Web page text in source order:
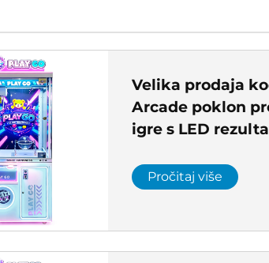
Velika prodaja
Arcade poklon
igre s LED
Center Velika
Pročitaj više